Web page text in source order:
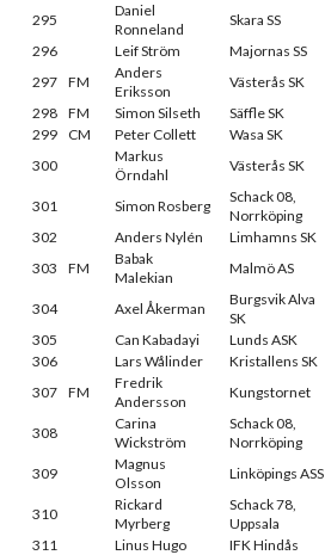
295
Daniel
Ronneland
Skara SS
296
Leif Ström Majornas SS
297 FM
Anders
Eriksson
Västerås SK
298 FM Simon Silseth Säffle SK
299
CM Peter Collett Wasa SK
300
Markus
Örndahl
Västerås SK
301 Simon Rosberg
Schack 08,
Norrköping
302
Anders Nylén Limhamns SK
303
FM
Babak
Malekian
Malmö AS
304 Axel Åkerman
Burgsvik Alva
SK
305
Can Kabadayi Lunds ASK
306
Lars Wålinder Kristallens SK
307 FM
Fredrik
Andersson
Kungstornet
308
Carina
Wickström
Schack 08,
Norrköping
309
Magnus
Olsson
Linköpings ASS
310
Rickard
Myrberg
Schack 78,
Uppsala
311
Linus Hugo IFK Hindås